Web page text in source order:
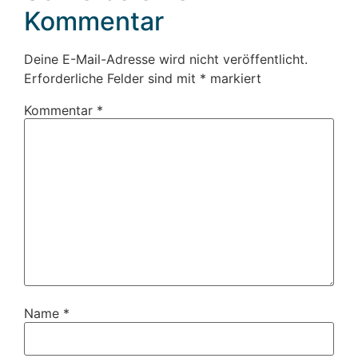
Kommentar
Deine E-Mail-Adresse wird nicht veröffentlicht.
Erforderliche Felder sind mit * markiert
Kommentar *
Name *